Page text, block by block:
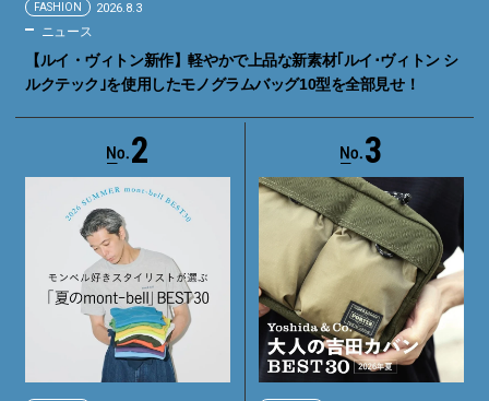
FASHION 2026.8.3
ニュース
【ルイ・ヴィトン新作】軽やかで上品な新素材｢ルイ･ヴィトン シ
ルクテック｣を使用したモノグラムバッグ10型を全部見せ！
2 3